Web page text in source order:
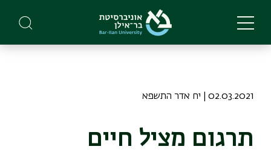
main
02.03.2021 | יח אדר התשפא
תרגום מציל חיים